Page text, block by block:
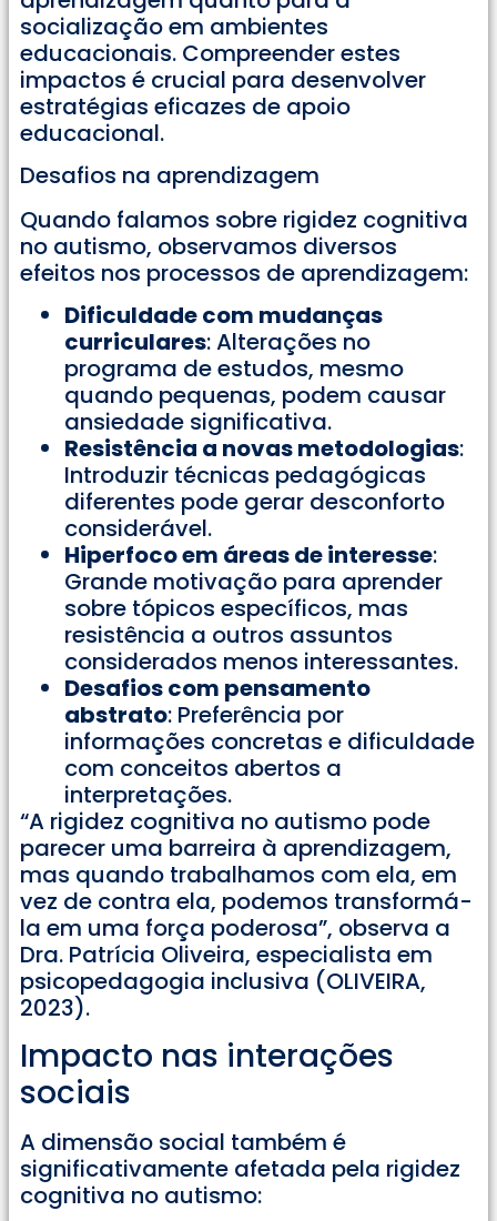
socialização em ambientes
educacionais. Compreender estes
impactos é crucial para desenvolver
estratégias eficazes de apoio
educacional.
Desafios na aprendizagem
Quando falamos sobre rigidez cognitiva
no autismo, observamos diversos
efeitos nos processos de aprendizagem:
Dificuldade com mudanças
curriculares: Alterações no
programa de estudos, mesmo
quando pequenas, podem causar
ansiedade significativa.
Resistência a novas metodologias:
Introduzir técnicas pedagógicas
diferentes pode gerar desconforto
considerável.
Hiperfoco em áreas de interesse:
Grande motivação para aprender
sobre tópicos específicos, mas
resistência a outros assuntos
considerados menos interessantes.
Desafios com pensamento
abstrato: Preferência por
informações concretas e dificuldade
com conceitos abertos a
interpretações.
“A rigidez cognitiva no autismo pode
parecer uma barreira à aprendizagem,
mas quando trabalhamos com ela, em
vez de contra ela, podemos transformá-
la em uma força poderosa”, observa a
Dra. Patrícia Oliveira, especialista em
psicopedagogia inclusiva (OLIVEIRA,
2023).
Impacto nas interações
sociais
A dimensão social também é
significativamente afetada pela rigidez
cognitiva no autismo: